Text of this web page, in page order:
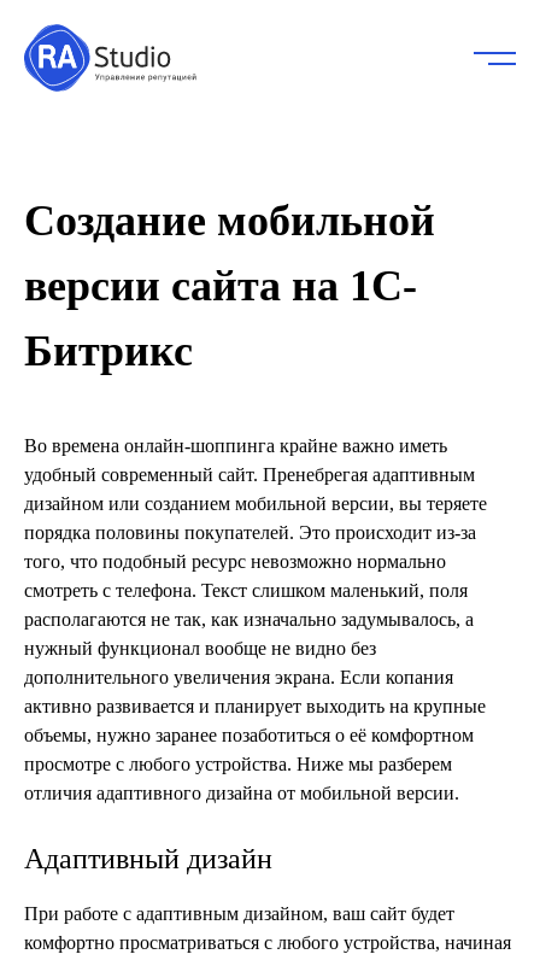
Создание мобильной
версии сайта на 1С-
Битрикс
Во времена онлайн-шоппинга крайне важно иметь
удобный современный сайт. Пренебрегая адаптивным
дизайном или созданием мобильной версии, вы теряете
порядка половины покупателей. Это происходит из-за
того, что подобный ресурс невозможно нормально
смотреть с телефона. Текст слишком маленький, поля
располагаются не так, как изначально задумывалось, а
нужный функционал вообще не видно без
дополнительного увеличения экрана. Если копания
активно развивается и планирует выходить на крупные
объемы, нужно заранее позаботиться о её комфортном
просмотре с любого устройства. Ниже мы разберем
отличия адаптивного дизайна от мобильной версии.
Адаптивный дизайн
При работе с адаптивным дизайном, ваш сайт будет
комфортно просматриваться с любого устройства, начиная